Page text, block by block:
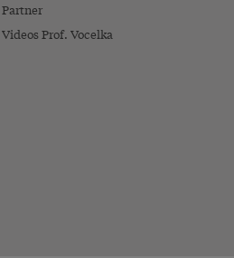
Partner
Videos Prof. Vocelka